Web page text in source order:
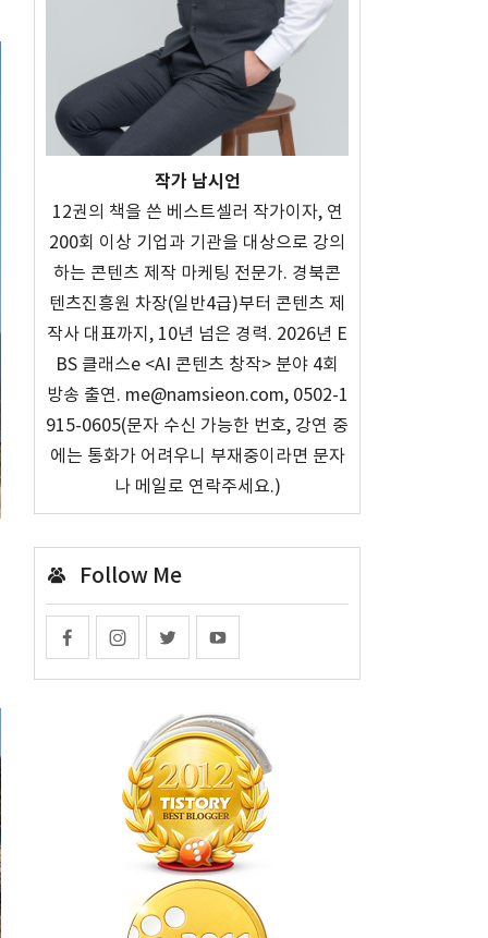
작가 남시언
12권의 책을 쓴 베스트셀러 작가이자, 연
200회 이상 기업과 기관을 대상으로 강의
하는 콘텐츠 제작 마케팅 전문가. 경북콘
텐츠진흥원 차장(일반4급)부터 콘텐츠 제
작사 대표까지, 10년 넘은 경력. 2026년 E
BS 클래스e <AI 콘텐츠 창작> 분야 4회
방송 출연. me@namsieon.com, 0502-1
915-0605(문자 수신 가능한 번호, 강연 중
에는 통화가 어려우니 부재중이라면 문자
나 메일로 연락주세요.)
Follow Me